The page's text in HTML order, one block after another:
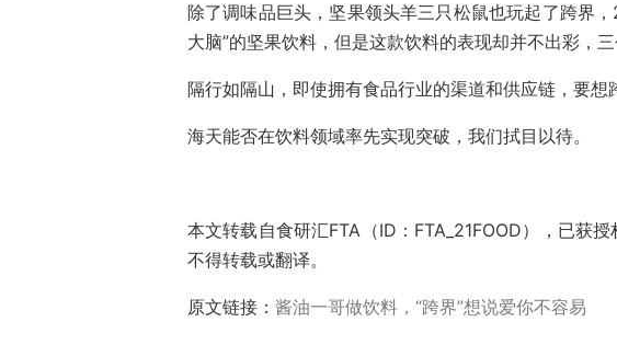
除了调味品巨头，坚果领头羊三只松鼠也玩起了跨界
大脑”的坚果饮料，但是这款饮料的表现却并不出彩，
隔行如隔山，即使拥有食品行业的渠道和供应链，要想
海天能否在饮料领域率先实现突破，我们拭目以待。
本文转载自食研汇FTA（ID：FTA_21FOOD），已获
不得转载或翻译。
原文链接： 酱油一哥做饮料，“跨界”想说爱你不容易